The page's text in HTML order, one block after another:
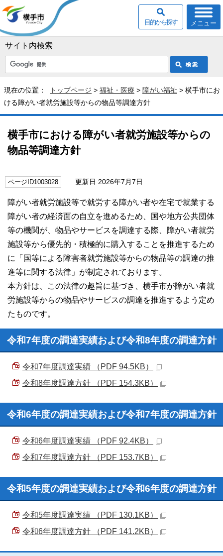
サイト内検索
メニュー
目的から探す
現在の位置： トップページ > 福祉・医療 > 障がい福祉 > 横手市にお
ける障がい者就労施設等からの物品等調達方針
横手市における障がい者就労施設等からの
物品等調達方針
ページID1003028 更新日 2026年7月7日
障がい者就労施設等で就労する障がい者や在宅で就業する
障がい者の経済面の自立を進めるため、国や地方公共団体
等の機関が、物品やサービスを調達する際、障がい者就労
施設等から優先的・積極的に購入することを推進するため
に「国等による障害者就労施設等からの物品等の調達の推
進等に関する法律」が制定されております。
本方針は、この法律の趣旨に基づき、横手市が障がい者就
労施設等からの物品やサービスの調達を推進するよう定め
たものです。
令和7年度の調達実績および令和8年度の調達方針
令和7年度調達実績 （PDF 94.5KB）
令和8年度調達方針 （PDF 154.3KB）
令和6年度の調達実績および令和7年度の調達方針
令和6年度調達実績 （PDF 92.4KB）
令和7年度調達方針 （PDF 153.7KB）
令和5年度の調達実績および令和6年度の調達方針
令和5年度調達実績 （PDF 130.1KB）
令和6年度調達方針 （PDF 141.2KB）